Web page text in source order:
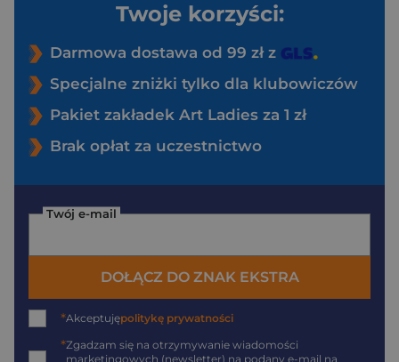
Twoje korzyści:
Darmowa dostawa od 99 zł z
Specjalne zniżki tylko dla klubowiczów
Pakiet zakładek Art Ladies za 1 zł
Brak opłat za uczestnictwo
Twój e-mail
DOŁĄCZ DO ZNAK EKSTRA
*Akceptujępolitykę prywatności
*Zgadzam się na otrzymywanie wiadomości
marketingowych (newsletter) na podany e-mail na